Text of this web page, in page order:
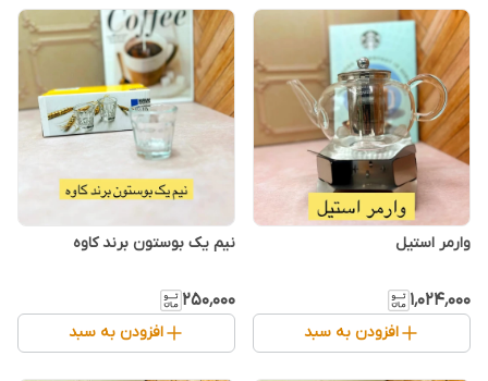
وارمر استیل
۱٬۰۲۴٬۰۰۰
افزودن به سبد
نیم یک بوستون برند کاوه
۲۵۰٬۰۰۰
افزودن به سبد